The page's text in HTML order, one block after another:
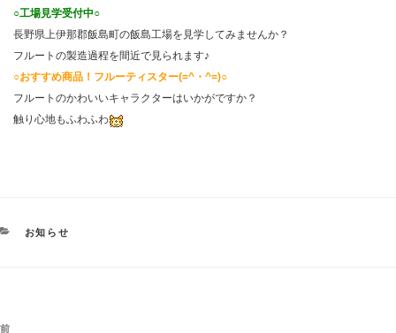
○工場見学受付中○
長野県上伊那郡飯島町の飯島工場を見学してみませんか？
フルートの製造過程を間近で見られます♪
○おすすめ商品！フルーティスター(=^・^=)○
フルートのかわいいキャラクターはいかがですか？
触り心地もふわふわ
カ
お知らせ
投
前